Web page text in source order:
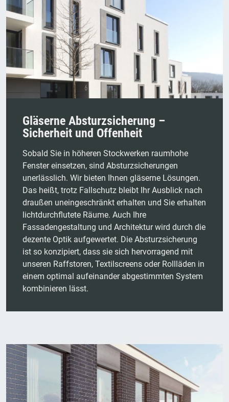
Gläserne Absturzsicherung –
Sicherheit und Offenheit
Sobald Sie in höheren Stockwerken raumhohe
Fenster einsetzen, sind Absturzsicherungen
unerlässlich. Wir bieten Ihnen gläserne Lösungen.
Das heißt, trotz Fallschutz bleibt Ihr Ausblick nach
draußen uneingeschränkt erhalten und Sie erhalten
lichtdurchflutete Räume. Auch Ihre
Fassadengestaltung und Architektur wird durch die
dezente Optik aufgewertet. Die Absturzsicherung
ist so konzipiert, dass sie sich hervorragend mit
unseren Raffstoren, Textilscreens oder Rollläden in
einem optimal aufeinander abgestimmten System
kombinieren lässt.